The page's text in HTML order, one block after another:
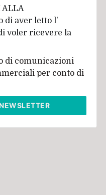
ALLA
di aver letto l'
voler ricevere la
di comunicazioni
per conto di